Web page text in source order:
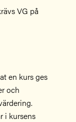
VG på
en kurs ges
och
i kursens